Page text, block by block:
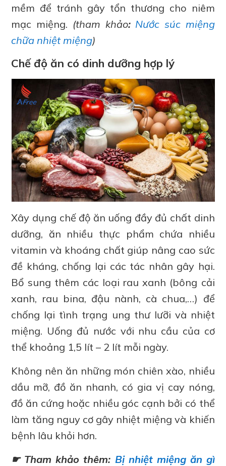
mềm để tránh gây tổn thương cho niêm
mạc miệng. (tham khảo: Nước súc miệng
chữa nhiệt miệng)
Chế độ ăn có dinh dưỡng hợp lý
Xây dụng chế độ ăn uống đầy đủ chất dinh
dưỡng, ăn nhiều thực phẩm chứa nhiều
vitamin và khoáng chất giúp nâng cao sức
đề kháng, chống lại các tác nhân gây hại.
Bổ sung thêm các loại rau xanh (bông cải
xanh, rau bina, đậu nành, cà chua,…) để
chống lại tình trạng ung thư lưỡi và nhiệt
miệng. Uống đủ nước với nhu cầu của cơ
thể khoảng 1,5 lít – 2 lít mỗi ngày.
Không nên ăn những món chiên xào, nhiều
dầu mỡ, đồ ăn nhanh, có gia vị cay nóng,
đồ ăn cứng hoặc nhiều góc cạnh bởi có thể
làm tăng nguy cơ gây nhiệt miệng và khiến
bệnh lâu khỏi hơn.
☛ Tham khảo thêm: Bị nhiệt miệng ăn gì